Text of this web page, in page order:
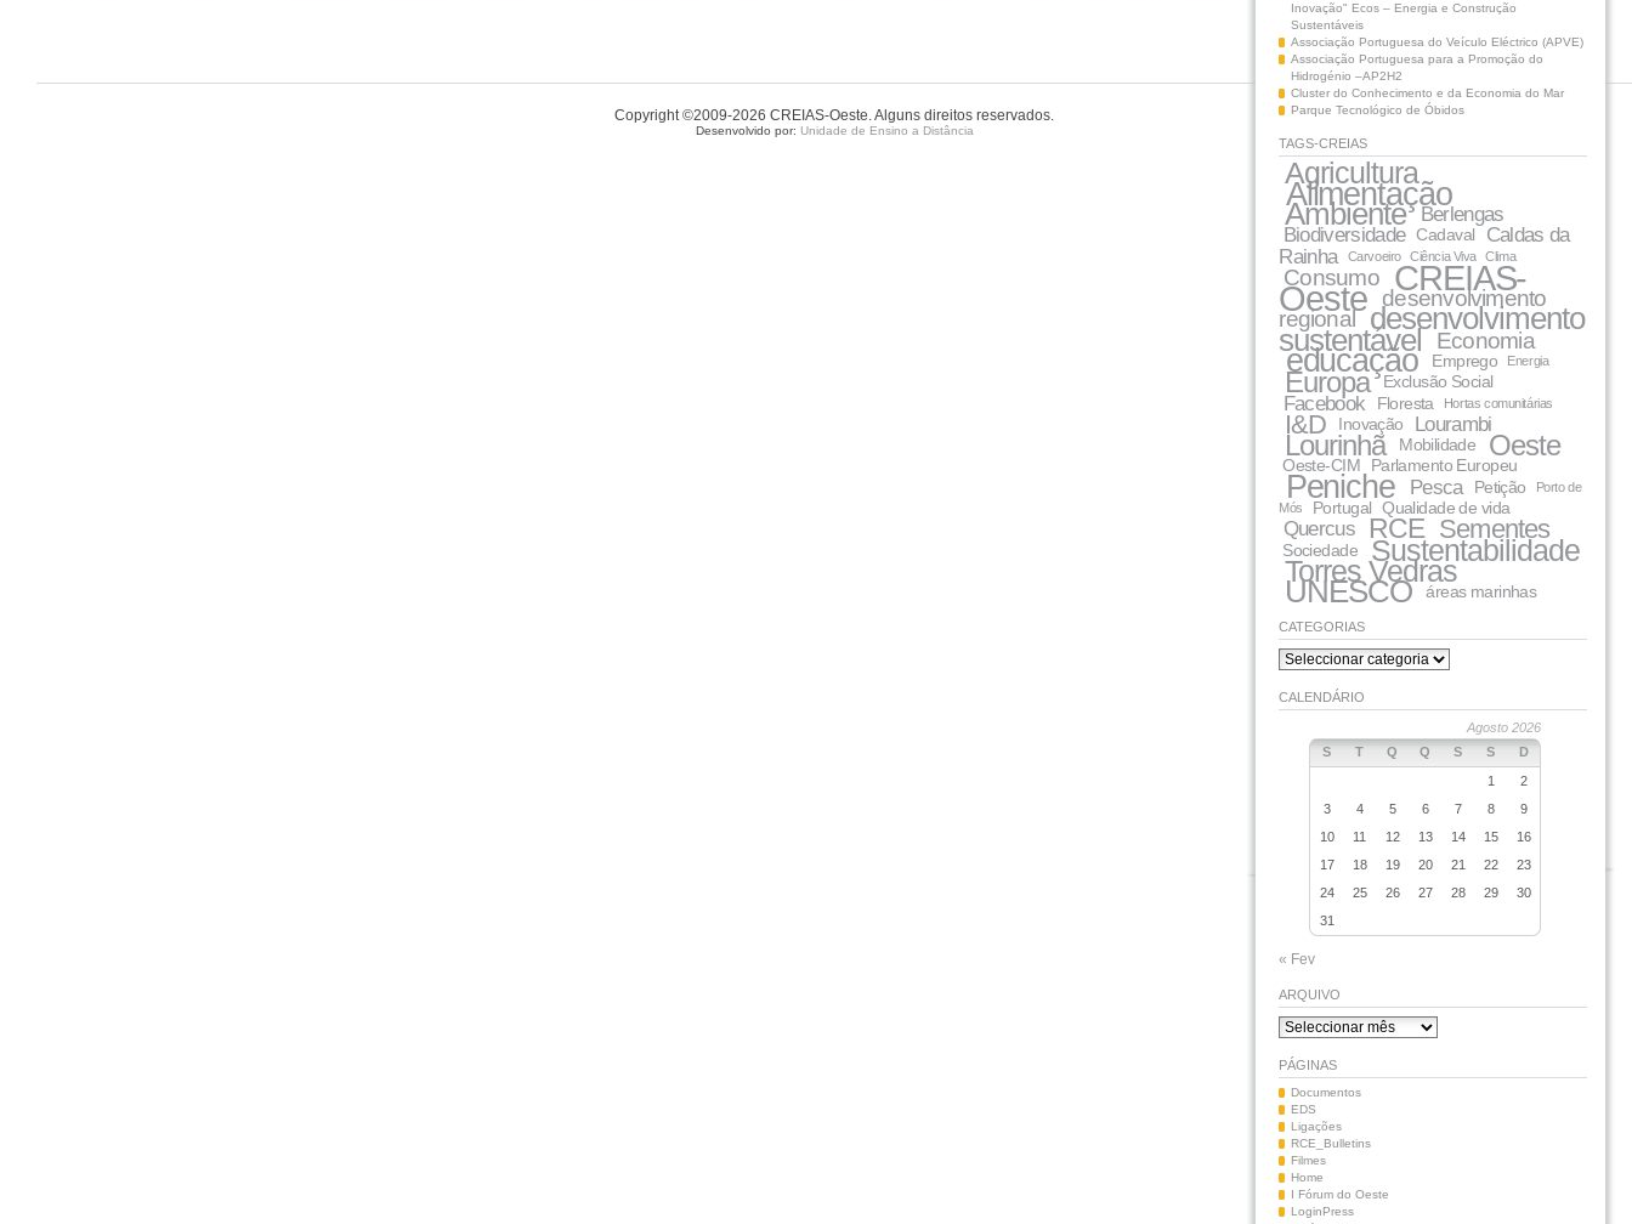
Inovação" Ecos – Energia e Construção
Sustentáveis
Associação Portuguesa do Veículo Eléctrico (APVE)
Associação Portuguesa para a Promoção do
Hidrogénio –AP2H2
Cluster do Conhecimento e da Economia do Mar
Parque Tecnológico de Óbidos
TAGS-CREIAS
Agricultura
Alimentação
Ambiente
Berlengas
Biodiversidade Cadaval
Caldas da
Rainha
Carvoeiro Ciência Viva Clima
Consumo CREIAS-
Oeste
desenvolvimento
regional
desenvolvimento
sustentável Economia
educação Emprego Energia
Europa Exclusão Social
Facebook Floresta Hortas comunitárias
I&D Inovação Lourambi
Lourinhã Mobilidade Oeste
Oeste-CIM Parlamento Europeu
Peniche Pesca Petição
Porto de
Mós
Portugal Qualidade de vida
Quercus RCE Sementes
Sociedade Sustentabilidade
Torres Vedras
UNESCO áreas marinhas
CATEGORIAS
categorias
CALENDÁRIO
Agosto 2026
S
T Q Q S S
D
1
2
3
4 5 6 7 8
9
10
11 12 13 14 15
16
17
18 19 20 21 22
23
24
25 26 27 28 29
30
31
« Fev
ARQUIVO
Arquivo
PÁGINAS
Documentos
EDS
Ligações
RCE_Bulletins
Filmes
Home
I Fórum do Oeste
LoginPress
Copyright ©2009-2026 CREIAS-Oeste. Alguns direitos reservados.
Desenvolvido por: Unidade de Ensino a Distância